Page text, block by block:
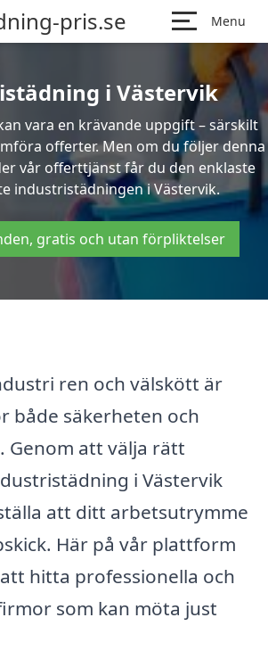
pris.se Menu
i Västervik
vara en krävande uppgift – särskilt
offerter. Men om du följer denna
vår offerttjänst får du den enklaste
industristädningen i Västervik.
gratis och utan förpliktelser
ren och välskött är
både säkerheten och
Genom att välja rätt
i Västervik
att ditt arbetsutrymme
Här på vår plattform
hitta professionella och
som kan möta just